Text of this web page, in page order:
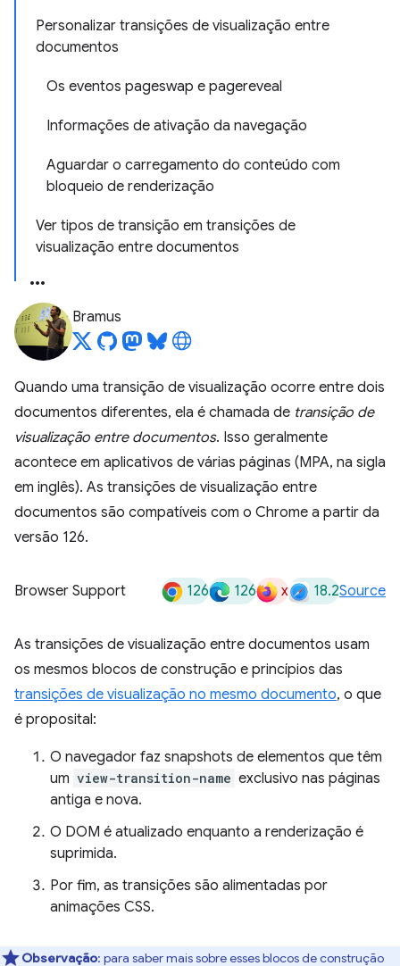
Personalizar transições de visualização entre
documentos
Os eventos pageswap e pagereveal
Informações de ativação da navegação
Aguardar o carregamento do conteúdo com
bloqueio de renderização
Ver tipos de transição em transições de
visualização entre documentos
Bramus
Quando uma transição de visualização ocorre entre dois
documentos diferentes, ela é chamada de transição de
visualização entre documentos. Isso geralmente
acontece em aplicativos de várias páginas (MPA, na sigla
em inglês). As transições de visualização entre
documentos são compatíveis com o Chrome a partir da
versão 126.
Browser Support 126 126 x 18.2Source
As transições de visualização entre documentos usam
os mesmos blocos de construção e princípios das
transições de visualização no mesmo documento, o que
é proposital:
O navegador faz snapshots de elementos que têm
um view-transition-name exclusivo nas páginas
antiga e nova.
O DOM é atualizado enquanto a renderização é
suprimida.
Por fim, as transições são alimentadas por
animações CSS.
Observação: para saber mais sobre esses blocos de construção